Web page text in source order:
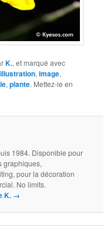
K., et marqué avec
illustration,image,
,plante. Mettez-le en
1984. Disponible pour
graphiques,
pour la décoration
No limits.
K. →